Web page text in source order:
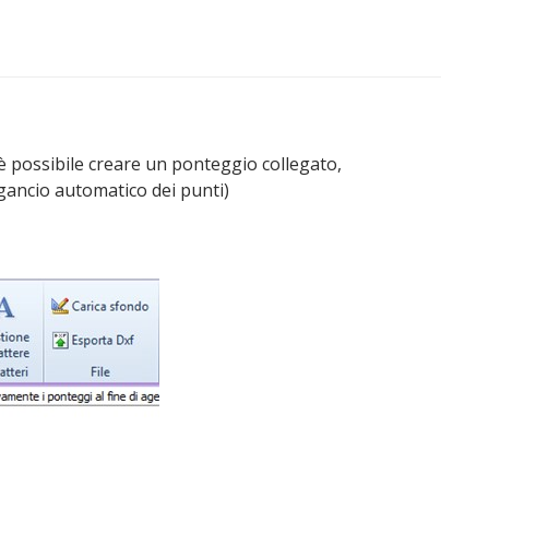
creare un ponteggio collegato,
automatico dei punti)